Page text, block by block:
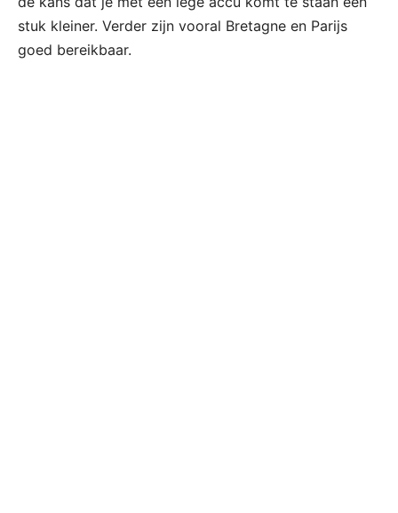
stuk kleiner. Verder zijn vooral Bretagne en Parijs
goed bereikbaar.